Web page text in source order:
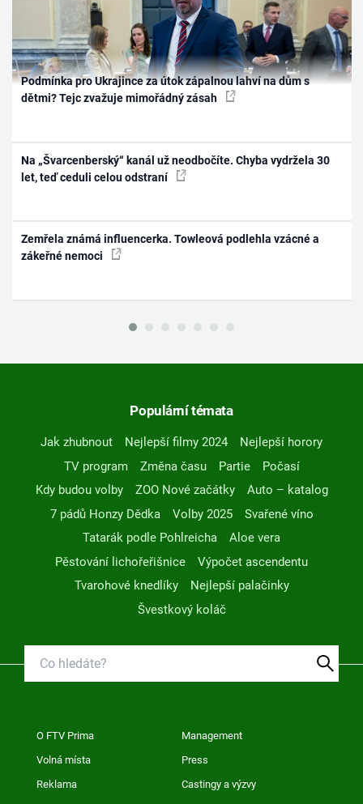
Podmínka pro Ukrajince za útok zápalnou lahví na dům s
dětmi? Tejc zvažuje mimořádný zásah
Na „Švarcenberský“ kanál už neodbočíte. Chyba vydržela 30
let, teď ceduli celou odstraní
Zemřela známá influencerka. Towleová podlehla vzácné a
zákeřné nemoci
Populární témata
Jak zhubnout Nejlepší filmy 2024
Nejlepší horory
TV program
Změna času Partie
Počasí
Kdy budou volby
ZOO Nové začátky
Auto – katalog
7 pádů Honzy Dědka
Volby 2025
Svařené víno
Tatarák podle Pohlreicha
Aloe vera
Pěstování lichořeřišnice
Výpočet ascendentu
Tvarohové knedlíky
Nejlepší palačinky
Švestkový koláč
O FTV Prima Management
Volná místa Press
Reklama Castingy a výzvy